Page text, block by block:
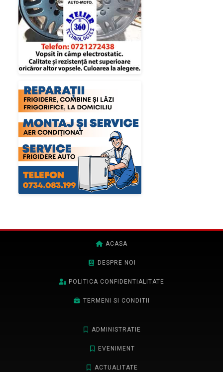
ACASA
DESPRE NOI
POLITICA CONFIDENTIALITATE
TERMENI SI CONDITII
ADMINISTRATIE
EVENIMENT
ACTUALITATE